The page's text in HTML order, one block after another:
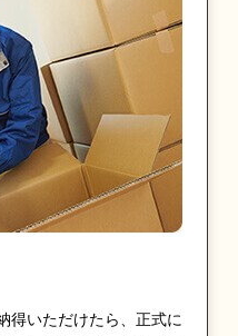
得いただけたら、正式に